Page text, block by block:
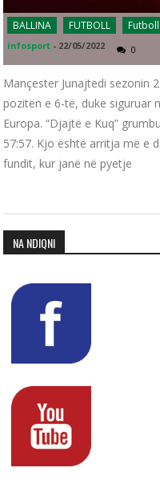
BALLINA FUTBOLL
infosport - 22/05/2022 0
Mançester Junajtedi sezonin
pozitën e 6-të, duke siguruar
Europa. “Djajtë e Kuq”
57:57. Kjo është arritja më e
fundit, kur janë në pyetje
NA NDIQNI